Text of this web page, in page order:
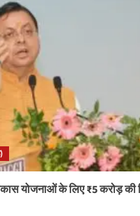
योजनाओं के लिए ₹5 करोड़ की